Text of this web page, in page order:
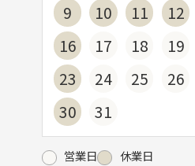
9
10 11 12
16
17 18 19
23
24 25 26
30
31
営業日
休業日